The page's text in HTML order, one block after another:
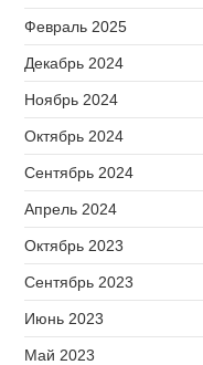
Февраль 2025
Декабрь 2024
Ноябрь 2024
Октябрь 2024
Сентябрь 2024
Апрель 2024
Октябрь 2023
Сентябрь 2023
Июнь 2023
Май 2023